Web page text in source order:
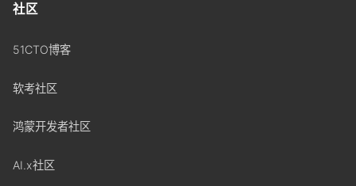
社区
51CTO博客
软考社区
鸿蒙开发者社区
AI.x社区